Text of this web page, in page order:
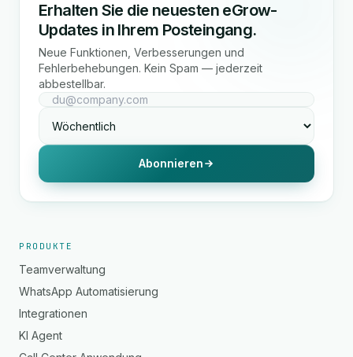
Erhalten Sie die neuesten eGrow-
Updates in Ihrem Posteingang.
Neue Funktionen, Verbesserungen und
Fehlerbehebungen. Kein Spam — jederzeit
abbestellbar.
Abonnieren
PRODUKTE
Teamverwaltung
WhatsApp Automatisierung
Integrationen
KI Agent